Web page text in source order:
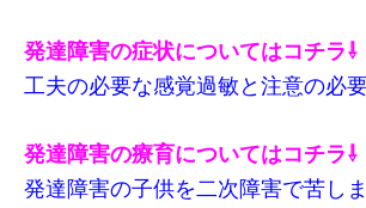
発達障害の症状についてはコチラ⇩
工夫の必要な感覚過敏と注意の必
発達障害の療育についてはコチラ⇩
発達障害の子供を二次障害で苦し